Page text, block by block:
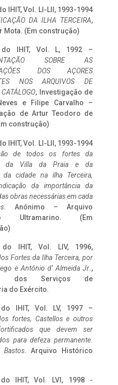
IHIT, Vol. LI-LII, 1993-1994
DA ILHA TERCEIRA,
Mota. (Em construção)
do IHIT, Vol. L, 1992 –
SOBRE AS
DOS AÇORES
NOS ARQUIVOS DE
, Investigação de
e Filipe Carvalho –
de Artur Teodoro de
construção)
IHIT, Vol. LI-LII, 1993-1994
de todos os fortes da
da Villa da Praia e da
da cidade na ilha Terceira,
da importância da
obras necessárias em cada
. Anónimo – Arquivo
Ultramarino. (Em
do IHIT, Vol. LIV, 1996,
Fortes da Ilha Terceira, por
e António d’ Almeida Jr.,
dos Serviços de
do Exército.
IHIT, Vol. LV, 1997 –
fortes, Castellos e outros
que devem ser
para defeza permanente.
Bastos. Arquivo Histórico
IHIT, Vol. LVI, 1998 -